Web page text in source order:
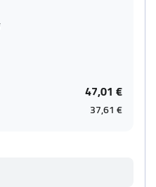
47,01 €
37,61 €